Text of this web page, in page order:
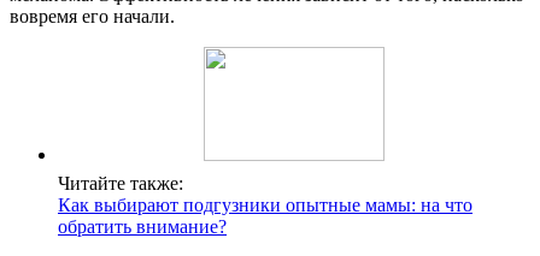
вовремя его начали.
Читайте также:
Как выбирают подгузники опытные мамы: на что
обратить внимание?